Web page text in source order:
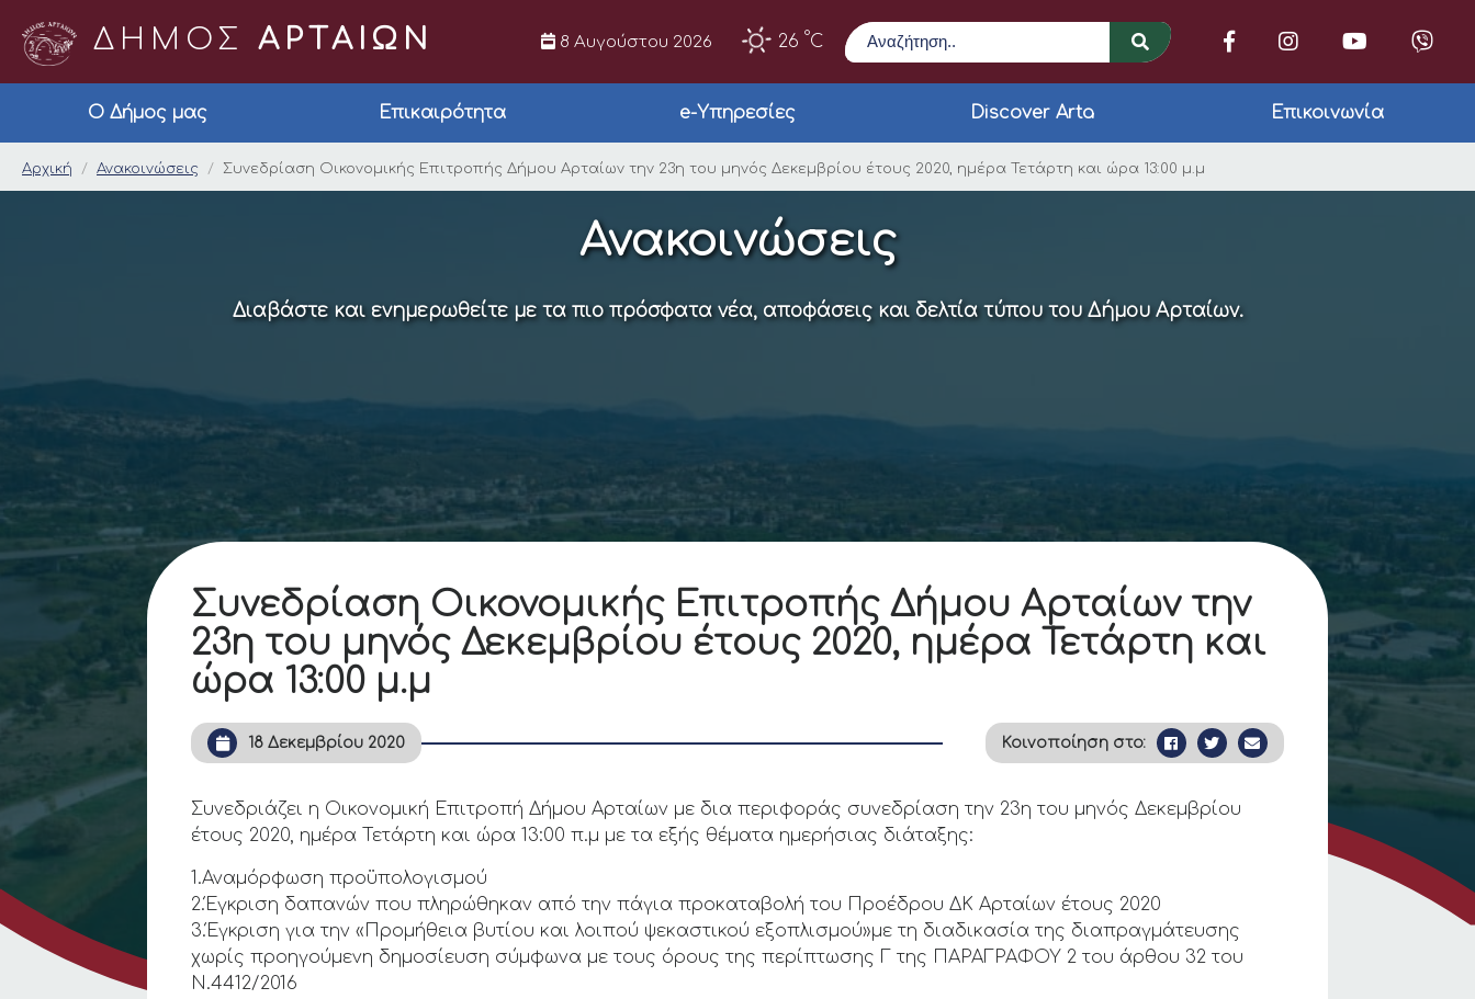
ΔΗΜΟΣ ΑΡΤΑΙΩΝ 8 Αυγούστου 2026 26 °C
Αναζήτηση
Ο Δήμος μας Επικαιρότητα e-Υπηρεσίες Discover Arta Επικοινωνία
Συνεδρίαση Οικονομικής Επιτροπής Δήμου Αρταίων την 23η
Αρχική Ανακοινώσεις Συνεδρίαση Οικονομικής Επιτροπής Δήμου Αρταίων την 23η του μηνός Δεκεμβρίου έτους 2020, ημέρα Τετάρτη και ώρα 13:00 μ.μ
Ανακοινώσεις
Διαβάστε και ενημερωθείτε με τα πιο πρόσφατα νέα, αποφάσεις και δελτία τύπου του Δήμου Αρταίων.
Συνεδρίαση Οικονομικής Επιτροπής Δήμου Αρταίων την
23η του μηνός Δεκεμβρίου έτους 2020, ημέρα Τετάρτη και
ώρα 13:00 μ.μ
18 Δεκεμβρίου 2020 Κοινοποίηση στο:
Συνεδριάζει η Οικονομική Επιτροπή Δήμου Αρταίων με δια περιφοράς συνεδρίαση την 23η του μηνός Δεκεμβρίου
έτους 2020, ημέρα Τετάρτη και ώρα 13:00 π.μ με τα εξής θέματα ημερήσιας διάταξης:
1.Αναμόρφωση προϋπολογισμού
2.Έγκριση δαπανών που πληρώθηκαν από την πάγια προκαταβολή του Προέδρου ΔΚ Αρταίων έτους 2020
3.Έγκριση για την «Προμήθεια βυτίου και λοιπού ψεκαστικού εξοπλισμού»με τη διαδικασία της διαπραγμάτευσης
χωρίς προηγούμενη δημοσίευση σύμφωνα με τους όρους της περίπτωσης Γ της ΠΑΡΑΓΡΑΦΟΥ 2 του άρθου 32 του
Ν.4412/2016